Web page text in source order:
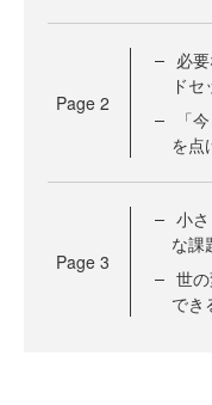
Page 2
必
ドセ
「
を点
Page 3
小
な課
世
でき